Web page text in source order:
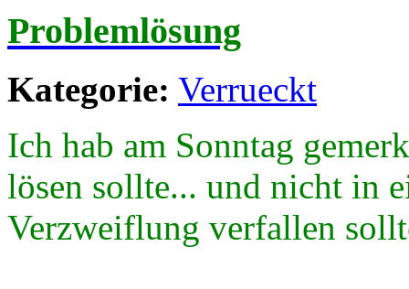
Problemlösung
Kategorie: Verrueckt
Ich hab am Sonntag
lösen sollte... und nicht in
Verzweiflung verfallen